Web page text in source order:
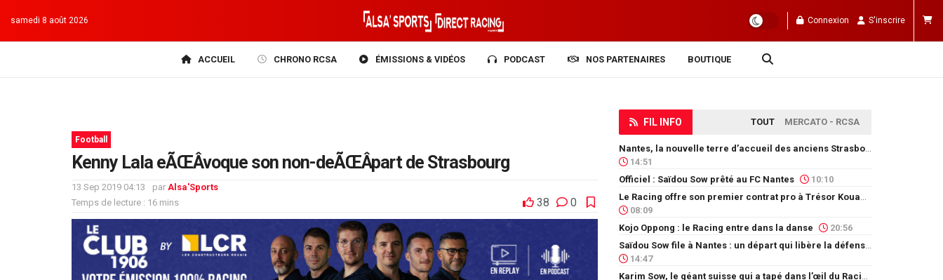
samedi 8 août 2026 Connexion S'inscrire
ACCUEIL CHRONO RCSA ÉMISSIONS & VIDÉOS PODCAST NOS PARTENAIRES BOUTIQUE
Football
Kenny Lala eÃŒÂvoque son non-deÃŒÂpart de Strasbourg
13 Sep 2019 04:13 par Alsa'Sports
Temps de lecture : 16 mins
38 0
FIL INFO TOUT MERCATO - RCSA
14:51
Officiel : Saïdou Sow prêté au FC Nantes
10:10
08:09
Kojo Oppong : le Racing entre dans la danse
20:56
14:47